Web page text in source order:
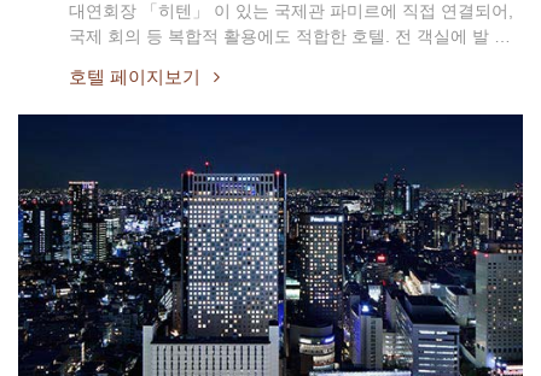
대연회장 「히텐」 이 있는 국제관 파미르에 직접 연결되어,
국제 회의 등 복합적 활용에도 적합한 호텔. 전 객실에 발 …
호텔 페이지보기